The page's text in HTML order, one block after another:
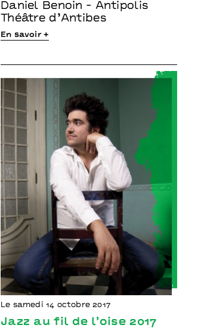
Daniel Benoin - Antipolis
Théâtre d’Antibes
En savoir +
Le samedi 14 octobre 2017
Jazz au fil de l’oise 2017